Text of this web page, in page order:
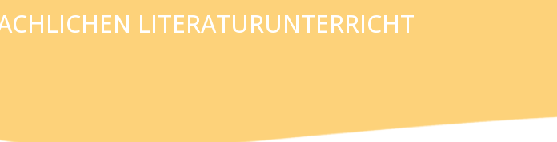
LITERATURUNTERRICHT